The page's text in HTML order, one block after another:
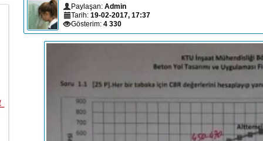
Paylaşan: Admin
Tarih: 19-02-2017, 17:37
Gösterim: 4 330